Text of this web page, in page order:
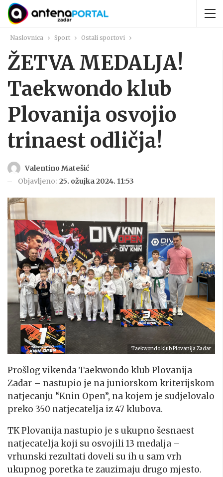
Naslovnica Sport Ostali sportovi
ŽETVA MEDALJA!
Taekwondo klub
Plovanija osvojio
trinaest odličja!
Valentino Matešić
Objavljeno: 25. ožujka 2024. 11:53
Taekwondo klub Plovanija Zadar
Prošlog vikenda Taekwondo klub Plovanija
Zadar – nastupio je na juniorskom kriterijskom
natjecanju “Knin Open”, na kojem je sudjelovalo
preko 350 natjecatelja iz 47 klubova.
TK Plovanija nastupio je s ukupno šesnaest
natjecatelja koji su osvojili 13 medalja –
vrhunski rezultati doveli su ih u sam vrh
ukupnog poretka te zauzimaju drugo mjesto.